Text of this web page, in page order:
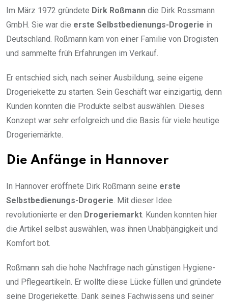
Im März 1972 gründete Dirk Roßmann die Dirk Rossmann
GmbH. Sie war die erste Selbstbedienungs-Drogerie in
Deutschland. Roßmann kam von einer Familie von Drogisten
und sammelte früh Erfahrungen im Verkauf.
Er entschied sich, nach seiner Ausbildung, seine eigene
Drogeriekette zu starten. Sein Geschäft war einzigartig, denn
Kunden konnten die Produkte selbst auswählen. Dieses
Konzept war sehr erfolgreich und die Basis für viele heutige
Drogeriemärkte.
Die Anfänge in Hannover
In Hannover eröffnete Dirk Roßmann seine erste
Selbstbedienungs-Drogerie. Mit dieser Idee
revolutionierte er den Drogeriemarkt. Kunden konnten hier
die Artikel selbst auswählen, was ihnen Unabh̦ängigkeit und
Komfort bot.
Roßmann sah die hohe Nachfrage nach günstigen Hygiene-
und Pflegeartikeln. Er wollte diese Lücke füllen und gründete
seine Drogeriekette. Dank seines Fachwissens und seiner